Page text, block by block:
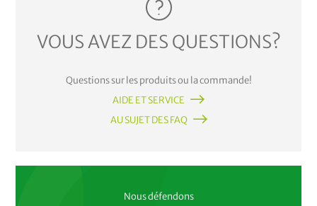
VOUS AVEZ DES QUESTIONS?
Questions sur les produits ou la commande!
AIDE ET SERVICE
AU SUJET DES FAQ
Nous défendons